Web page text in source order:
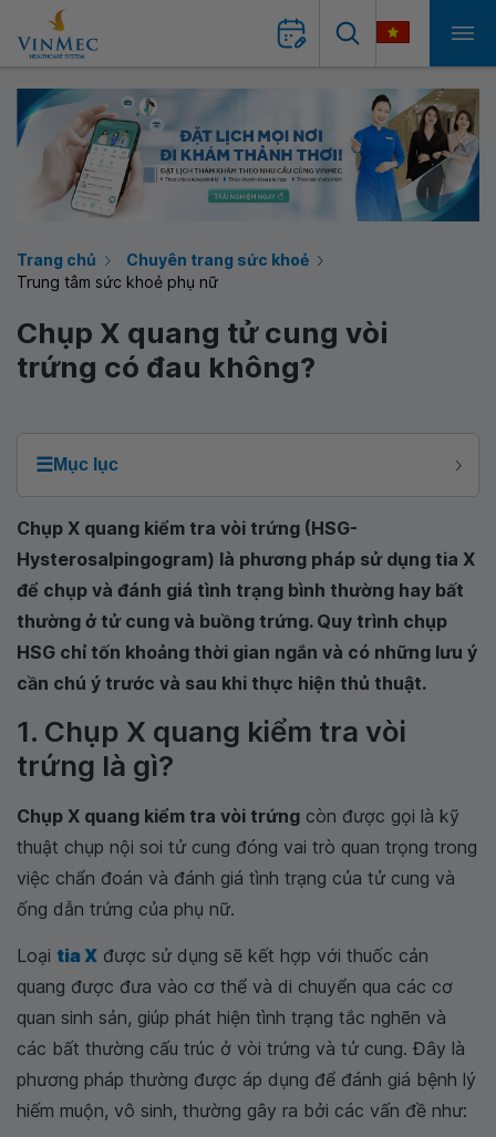
Trang chủ
Chuyên trang sức khoẻ
Trung tâm sức khoẻ phụ nữ
Chụp X quang tử cung vòi
trứng có đau không?
☰Mục lục
Chụp X quang kiểm tra vòi trứng (HSG-
Hysterosalpingogram) là phương pháp sử dụng tia X
để chụp và đánh giá tình trạng bình thường hay bất
thường ở tử cung và buồng trứng. Quy trình chụp
HSG chỉ tốn khoảng thời gian ngắn và có những lưu ý
cần chú ý trước và sau khi thực hiện thủ thuật.
1. Chụp X quang kiểm tra vòi
trứng là gì?
Chụp X quang kiểm tra vòi trứng còn được gọi là kỹ
thuật chụp nội soi tử cung đóng vai trò quan trọng trong
việc chẩn đoán và đánh giá tình trạng của tử cung và
ống dẫn trứng của phụ nữ.
Loại tia X được sử dụng sẽ kết hợp với thuốc cản
quang được đưa vào cơ thể và di chuyển qua các cơ
quan sinh sản, giúp phát hiện tình trạng tắc nghẽn và
các bất thường cấu trúc ở vòi trứng và tử cung. Đây là
phương pháp thường được áp dụng để đánh giá bệnh lý
hiếm muộn, vô sinh, thường gây ra bởi các vấn đề như: